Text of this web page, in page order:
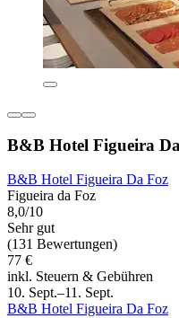
B&B Hotel Figueira
B&B Hotel Figueira Da Foz
Figueira da Foz
8,0/10
Sehr gut
(131 Bewertungen)
77 €
inkl. Steuern & Gebühren
10. Sept.–11. Sept.
B&B Hotel Figueira Da Foz